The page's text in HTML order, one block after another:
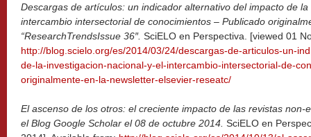
Descargas de artículos: un indicador alternativo del impacto de
intercambio intersectorial de conocimientos – Publicado
“ResearchTrendsIssue 36″. SciELO en Perspectiva. [viewed 01
http://blog.scielo.org/es/2014/03/24/descargas-de-articulos-un-
de-la-investigacion-nacional-y-el-intercambio-intersectorial-de-
originalmente-en-la-newsletter-elsevier-reseatc/
El ascenso de los otros: el creciente impacto de las revistas non-
el Blog Google Scholar el 08 de octubre 2014. SciELO en